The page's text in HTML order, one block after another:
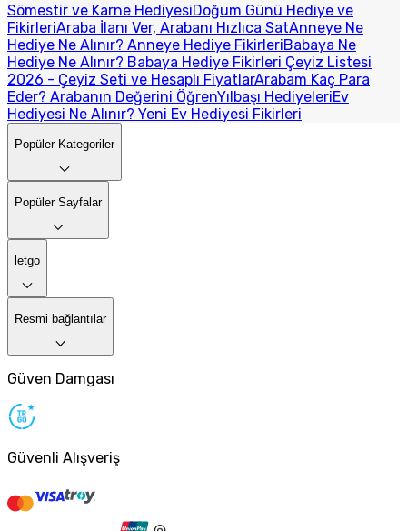
Sömestir ve Karne HediyesiDoğum Günü Hediye ve
FikirleriAraba İlanı Ver, Arabanı Hızlıca SatAnneye Ne
Hediye Ne Alınır? Anneye Hediye FikirleriBabaya Ne
Hediye Ne Alınır? Babaya Hediye Fikirleri Çeyiz Listesi
2026 - Çeyiz Seti ve Hesaplı FiyatlarArabam Kaç Para
Eder? Arabanın Değerini ÖğrenYılbaşı HediyeleriEv
Hediyesi Ne Alınır? Yeni Ev Hediyesi Fikirleri
Popüler Kategoriler
Popüler Sayfalar
letgo
Resmi bağlantılar
Güven Damgası
Güvenli Alışveriş